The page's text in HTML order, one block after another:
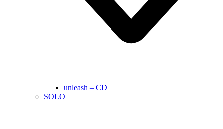
unleash – CD
SOLO